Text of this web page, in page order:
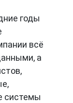
тексты,
годы
всё
а
системы